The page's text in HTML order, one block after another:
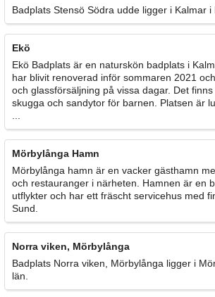
Badplats Stensö Södra udde ligger i Kalmar i
Ekö
Ekö Badplats är en naturskön badplats i
har blivit renoverad inför sommaren 2021
och glassförsäljning på vissa dagar. Det
skugga och sandytor för barnen. Platsen är
Mörbylånga Hamn
Mörbylånga hamn är en vacker gästhamn
och restauranger i närheten. Hamnen är en
utflykter och har ett fräscht servicehus med
Sund.
Norra viken, Mörbylånga
Badplats Norra viken, Mörbylånga ligger i
län.